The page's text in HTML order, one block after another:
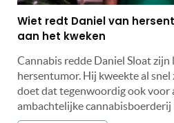
Wiet redt Daniel van
aan het kweken
Cannabis redde Daniel Sloat zijn
hersentumor. Hij kweekte al snel
doet dat tegenwoordig ook voor
ambachtelijke cannabisboerderij